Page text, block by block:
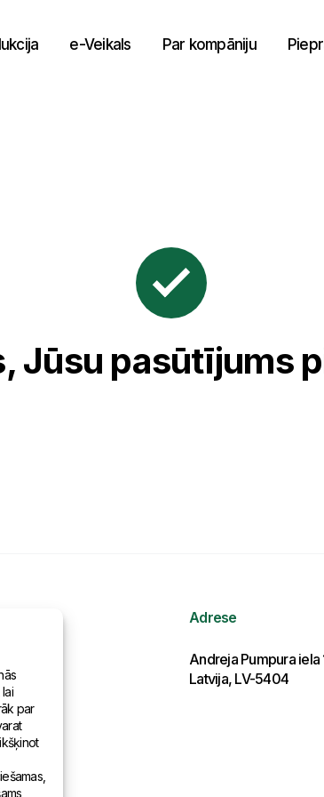
e-Veikals Par kompāniju
Jūsu pasūtījums
Adrese
Andreja Pumpura
Latvija, LV-5404
par